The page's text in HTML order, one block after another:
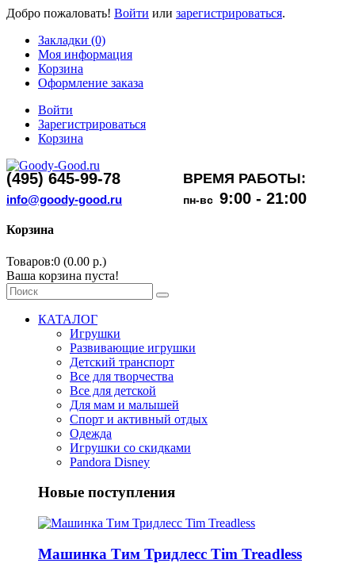
Добро пожаловать! Войти или зарегистрироваться.
Закладки (0)
Моя информация
Корзина
Оформление заказа
Войти
Зарегистрироваться
Корзина
(495) 645-99-78 ВРЕМЯ РАБОТЫ:
info@goody-good.ru пн-вс 9:00 - 21:00
Корзина
Товаров:0 (0.00 р.)
Ваша корзина пуста!
КАТАЛОГ
Игрушки
Развивающие игрушки
Детский транспорт
Все для творчества
Все для детской
Для мам и малышей
Спорт и активный отдых
Одежда
Игрушки со скидками
Pandora Disney
Новые поступления
Машинка Тим Тридлесс Tim Treadless